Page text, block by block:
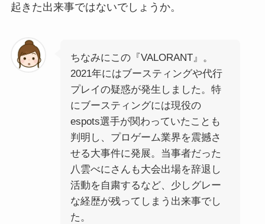
起きた出来事ではないでしょうか。
ちなみにこの『VALORANT』。
2021年にはブースティングや代行
プレイの疑惑が発生しました。特
にブースティングには現役の
espots選手が関わっていたことも
判明し、プロゲーム業界を震撼さ
せる大事件に発展。当事者だった
八雲べにさんも大会出場を辞退し
活動を自粛するなど、少しグレー
な経歴が残ってしまう出来事でし
た。